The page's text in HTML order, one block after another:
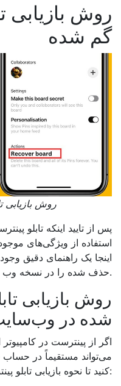
گم شده
روش بازیابی
پس از تایید اینکه تابلو
استفاده از ویژگی‌های موجود
اینجا یک راهنمای دقیق
حذف شده را در نسخه وب و اپلیکیشن موبایل بازگردانید.
شده در
اگر از پینترست در کامپیوتر
می‌تواند مستقیماً در حساب
کنید تا نحوه بازیابی تابلو پینترست گم شده را یاد بگیرید: